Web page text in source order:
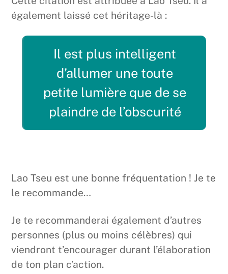
également laissé cet héritage-là :
Il est plus intelligent
d’allumer une toute
petite lumière que de se
plaindre de l’obscurité
Lao Tseu est une bonne fréquentation ! Je te
le recommande…
Je te recommanderai également d’autres
personnes (plus ou moins célèbres) qui
viendront t’encourager durant l’élaboration
de ton plan c’action.